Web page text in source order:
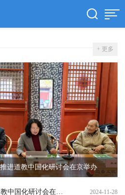
+ 更多
进道教中国化研讨会在京举办
中国化研讨会在京 2024-11-28